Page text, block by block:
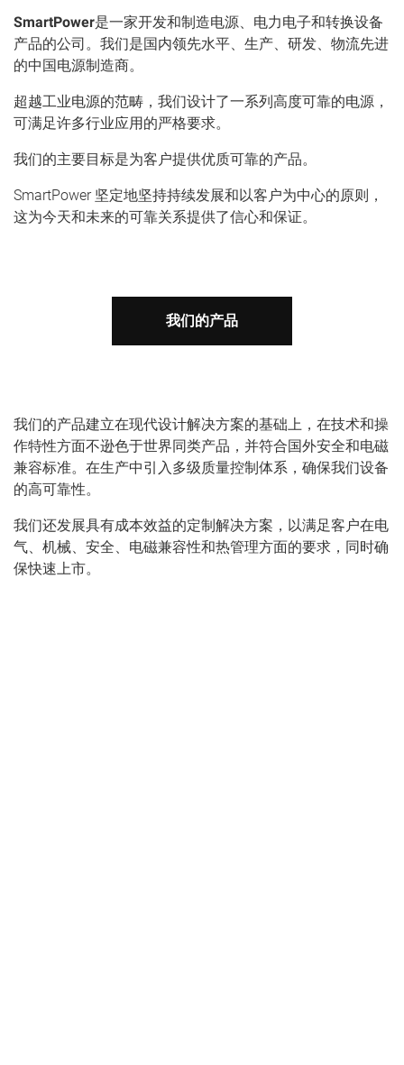
SmartPower是一家开发和制造电源、电力电子和转换设备
产品的公司。我们是国内领先水平、生产、研发、物流先进
的中国电源制造商。
超越工业电源的范畴，我们设计了一系列高度可靠的电源，
可满足许多行业应用的严格要求。
我们的主要目标是为客户提供优质可靠的产品。
SmartPower 坚定地坚持持续发展和以客户为中心的原则，
这为今天和未来的可靠关系提供了信心和保证。
我们的产品
我们的产品建立在现代设计解决方案的基础上，在技术和操
作特性方面不逊色于世界同类产品，并符合国外安全和电磁
兼容标准。在生产中引入多级质量控制体系，确保我们设备
的高可靠性。
我们还发展具有成本效益的定制解决方案，以满足客户在电
气、机械、安全、电磁兼容性和热管理方面的要求，同时确
保快速上市。